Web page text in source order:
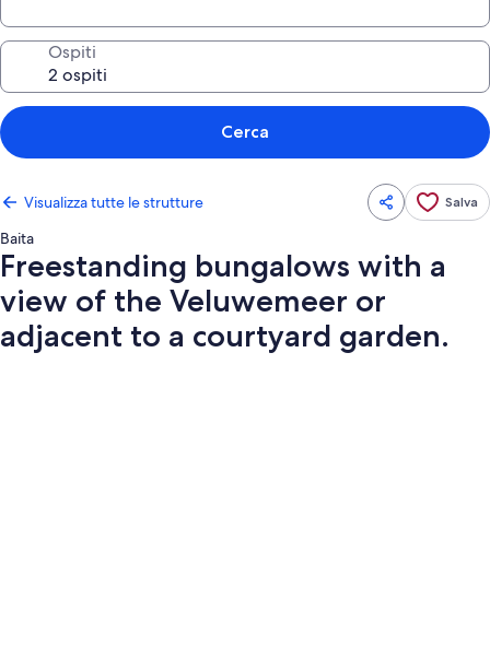
Ospiti
Cerca
Visualizza tutte le strutture Salva
Baita
Freestanding bungalows with a
view of the Veluwemeer or
adjacent to a courtyard garden.